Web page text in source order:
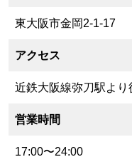
東大阪市金岡2-1-17
アクセス
近鉄大阪線弥刀駅より
営業時間
17:00〜24:00